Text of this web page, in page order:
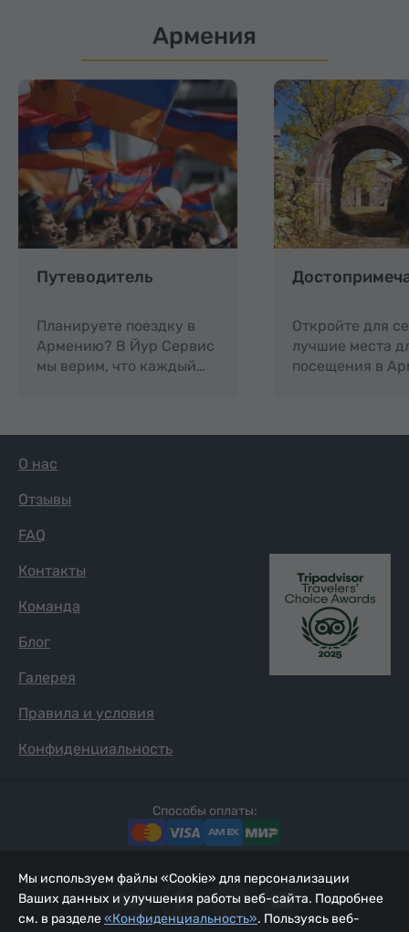
Армения
Путеводитель
Планируете поездку в
Армению? В Йур Сервис
мы верим, что каждый…
Откройте для
лучшие места
посещения в
О нас
Отзывы
FAQ
Контакты
Команда
Блог
Галерея
Правила и условия
Конфиденциальность
Способы оплаты:
Мы используем файлы «Cookie» для персонализации
Ваших данных и улучшения работы веб-сайта. Подробнее
см. в разделе«Конфиденциальность». Пользуясь веб-